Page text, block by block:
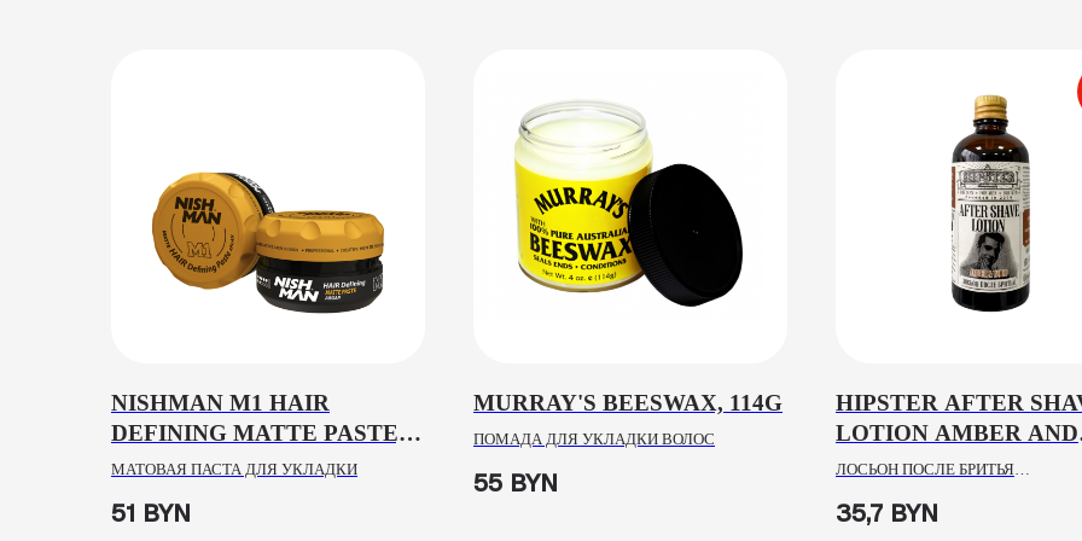
NISHMAN M1 HAIR
DEFINING MATTE PASTE,
100ML
МАТОВАЯ ПАСТА ДЛЯ УКЛАДКИ
51 BYN
MURRAY'S BEESWAX, 114G
ПОМАДА ДЛЯ УКЛАДКИ ВОЛОС
55 BYN
HIPSTER AFTER
LOTION AMBER AND
WOOD, 100ML
ЛОСЬОН ПОСЛЕ БРИТЬЯ
35,7 BYN